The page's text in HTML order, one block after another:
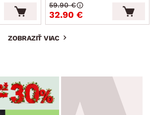
32.90 €
59.90 €
ZOBRAZIŤ VIAC